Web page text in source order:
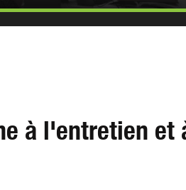
à l'entretien